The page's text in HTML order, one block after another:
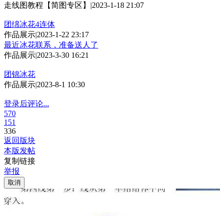
走线图教程【简图专区】 |2023-1-18 21:07
团绵冰花4连体
作品展示|2023-1-22 23:17
最近冰花联系，准备送人了
作品展示|2023-3-30 16:21
团锦冰花
作品展示|2023-8-1 10:30
登录后评论...
570
151
336
返回版块
本版发帖
复制链接
举报
取消